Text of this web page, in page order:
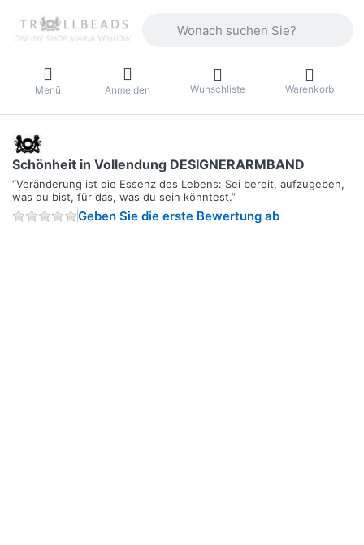
Menü Anmelden Wunschliste Warenkorb
Schönheit in Vollendung DESIGNERARMBAND
“Veränderung ist die Essenz des Lebens: Sei bereit, aufzugeben,
was du bist, für das, was du sein könntest.”
Geben Sie die erste Bewertung ab